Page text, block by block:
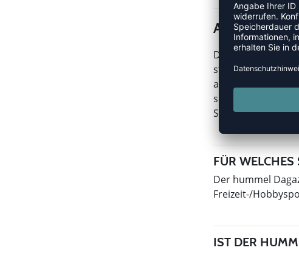
ALLE
Die DAGAZ
starken Preis-
aus TPU
sorgt und hohe
Situation einen
FÜR
Der hummel
Freizeit-/
IST DER